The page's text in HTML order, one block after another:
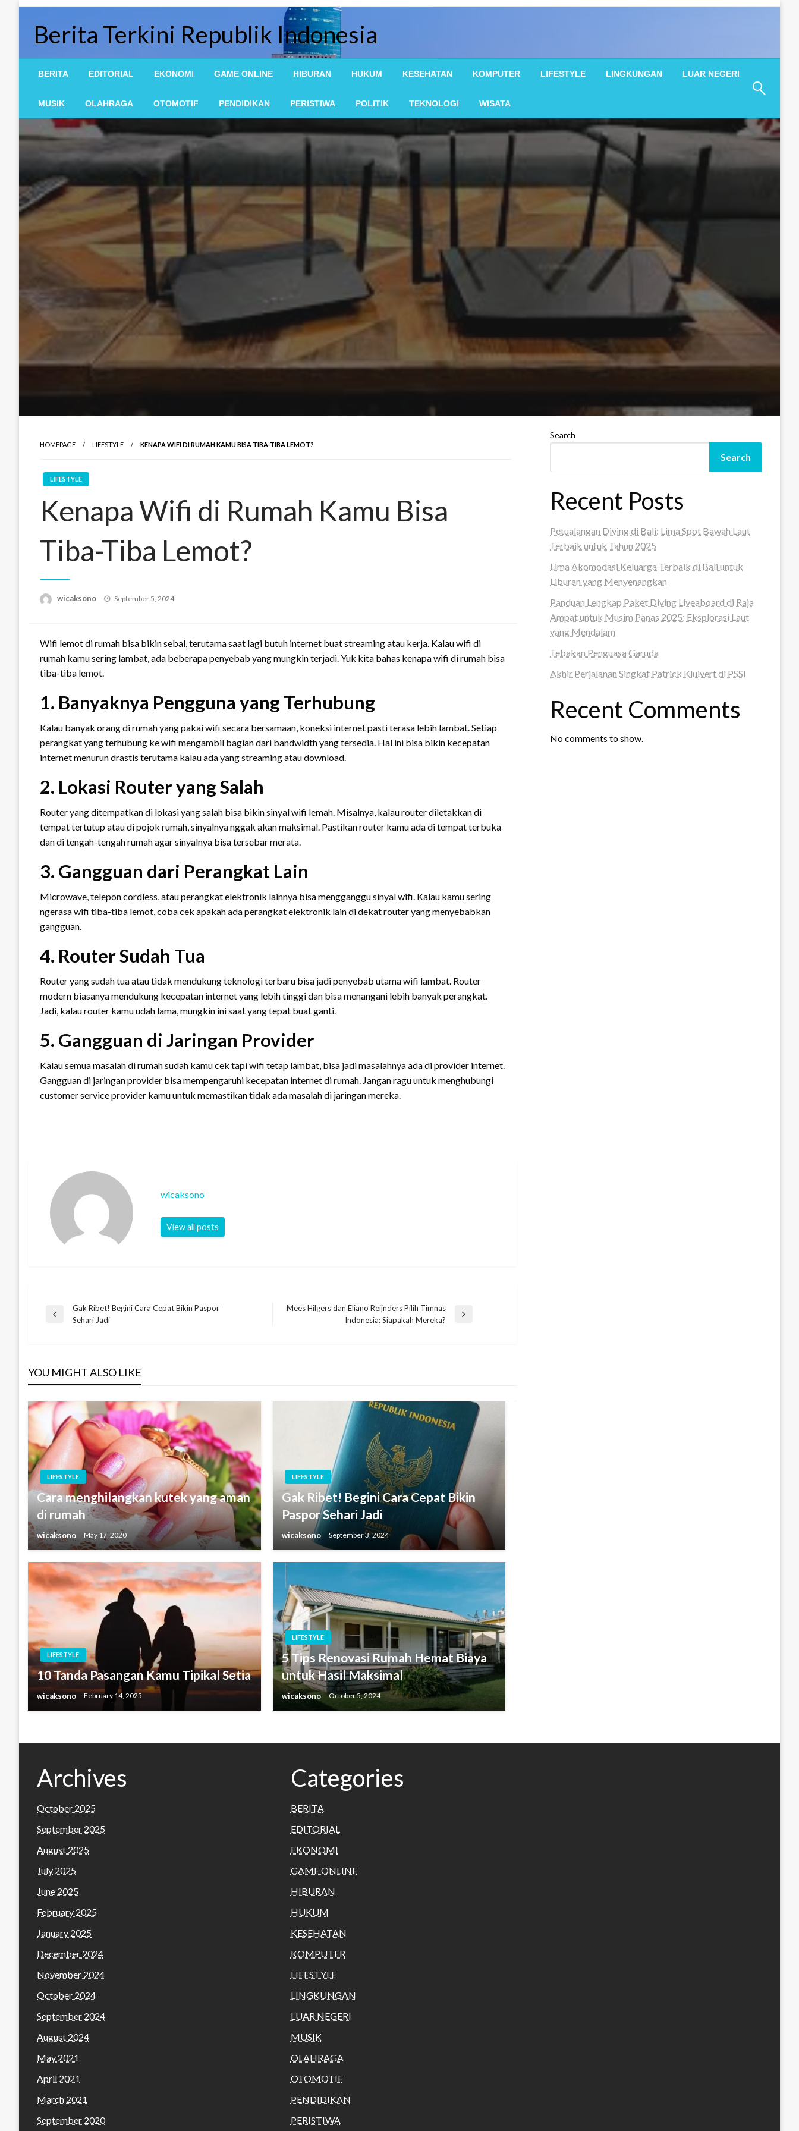
Berita Terkini Republik Indonesia
BERITA EDITORIAL EKONOMI GAME ONLINE HIBURAN HUKUM KESEHATAN KOMPUTER LIFESTYLE LINGKUNGAN LUAR NEGERI
MUSIK OLAHRAGA OTOMOTIF PENDIDIKAN PERISTIWA POLITIK TEKNOLOGI WISATA
HOMEPAGE LIFESTYLE KENAPA WIFI DI RUMAH KAMU BISA TIBA-TIBA LEMOT?
LIFESTYLE
Kenapa Wifi di Rumah Kamu Bisa
Tiba-Tiba Lemot?
wicaksono
Posted
September 5, 2024
Wifi lemot di rumah bisa bikin sebal, terutama saat lagi butuh internet buat streaming atau kerja. Kalau wifi di
rumah kamu sering lambat, ada beberapa penyebab yang mungkin terjadi. Yuk kita bahas kenapa wifi di rumah bisa
tiba-tiba lemot.
1. Banyaknya Pengguna yang Terhubung
Kalau banyak orang di rumah yang pakai wifi secara bersamaan, koneksi internet pasti terasa lebih lambat. Setiap
perangkat yang terhubung ke wifi mengambil bagian dari bandwidth yang tersedia. Hal ini bisa bikin kecepatan
internet menurun drastis terutama kalau ada yang streaming atau download.
2. Lokasi Router yang Salah
Router yang ditempatkan di lokasi yang salah bisa bikin sinyal wifi lemah. Misalnya, kalau router diletakkan di
tempat tertutup atau di pojok rumah, sinyalnya nggak akan maksimal. Pastikan router kamu ada di tempat terbuka
dan di tengah-tengah rumah agar sinyalnya bisa tersebar merata.
3. Gangguan dari Perangkat Lain
Microwave, telepon cordless, atau perangkat elektronik lainnya bisa mengganggu sinyal wifi. Kalau kamu sering
ngerasa wifi tiba-tiba lemot, coba cek apakah ada perangkat elektronik lain di dekat router yang menyebabkan
gangguan.
4. Router Sudah Tua
Router yang sudah tua atau tidak mendukung teknologi terbaru bisa jadi penyebab utama wifi lambat. Router
modern biasanya mendukung kecepatan internet yang lebih tinggi dan bisa menangani lebih banyak perangkat.
Jadi, kalau router kamu udah lama, mungkin ini saat yang tepat buat ganti.
5. Gangguan di Jaringan Provider
Kalau semua masalah di rumah sudah kamu cek tapi wifi tetap lambat, bisa jadi masalahnya ada di provider internet.
Gangguan di jaringan provider bisa mempengaruhi kecepatan internet di rumah. Jangan ragu untuk menghubungi
customer service provider kamu untuk memastikan tidak ada masalah di jaringan mereka.
wicaksono
View all posts
Post
Previous
Gak Ribet! Begini Cara Cepat Bikin Paspor
Sehari Jadi
Mees Hilgers dan Eliano Reijnders Pilih Timnas
Indonesia: Siapakah Mereka?
YOU MIGHT ALSO LIKE
LIFESTYLE
Cara menghilangkan kutek yang aman
di rumah
wicaksono May 17, 2020
LIFESTYLE
Gak Ribet! Begini Cara Cepat Bikin
Paspor Sehari Jadi
wicaksono September 3, 2024
LIFESTYLE
10 Tanda Pasangan Kamu Tipikal Setia
wicaksono February 14, 2025
LIFESTYLE
5 Tips Renovasi Rumah Hemat Biaya
untuk Hasil Maksimal
wicaksono October 5, 2024
Search
Search
Recent Posts
Petualangan Diving di Bali: Lima Spot Bawah Laut
Terbaik untuk Tahun 2025
Lima Akomodasi Keluarga Terbaik di Bali untuk
Liburan yang Menyenangkan
Panduan Lengkap Paket Diving Liveaboard di Raja
Ampat untuk Musim Panas 2025: Eksplorasi Laut
yang Mendalam
Tebakan Penguasa Garuda
Akhir Perjalanan Singkat Patrick Kluivert di PSSI
Recent Comments
No comments to show.
Archives
October 2025
September 2025
August 2025
July 2025
June 2025
February 2025
January 2025
December 2024
November 2024
October 2024
September 2024
August 2024
May 2021
April 2021
March 2021
September 2020
Categories
BERITA
EDITORIAL
EKONOMI
GAME ONLINE
HIBURAN
HUKUM
KESEHATAN
KOMPUTER
LIFESTYLE
LINGKUNGAN
LUAR NEGERI
MUSIK
OLAHRAGA
OTOMOTIF
PENDIDIKAN
PERISTIWA